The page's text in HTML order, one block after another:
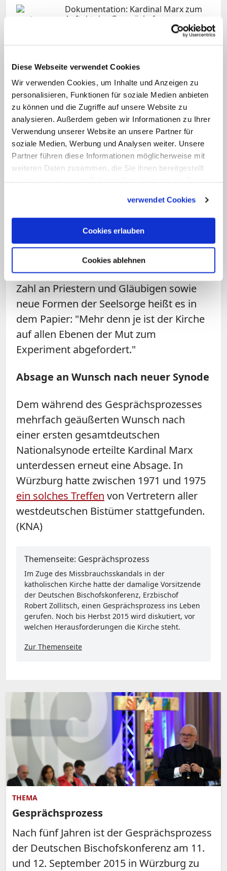
Diese Webseite verwendet Cookies
Wir verwenden Cookies, um Inhalte und Anzeigen zu
personalisieren, Funktionen für soziale Medien anbieten
zu können und die Zugriffe auf unsere Website zu
analysieren. Außerdem geben wir Informationen zu Ihrer
Verwendung unserer Website an unsere Partner für
soziale Medien, Werbung und Analysen weiter. Unsere
Partner führen diese Informationen möglicherweise mit
weiteren Daten zusammen, die Sie ihnen bereitgestellt
verwendet Cookies
Cookies erlauben
Cookies ablehnen
Dokumentation: Kardinal Marx zum
Auftakt des Gesprächsforums
Dokumentation: Kardinal Marx zum
VIDEO ANSEHEN
DasAbschlusspapierwurde mit großer
Mehrheit bei neun Gegenstimmen und
drei Enthaltungen verabschiedet. Darin
aufgerufen, "Einschränkungen zu
hinzuwirken, die eine echte Teilnahme
wiederverheirateter Geschiedener am
Leben der Kirche kaum möglich
machen". Mit Blick auf eine schwindende
Zahl an Priestern und Gläubigen sowie
neue Formen der Seelsorge heißt es in
dem Papier: "Mehr denn je ist der Kirche
auf allen Ebenen der Mut zum
Experiment abgefordert."
Absage an Wunsch nach neuer Synode
Dem während des Gesprächsprozesses
mehrfach geäußerten Wunsch nach
einer ersten gesamtdeutschen
Nationalsynode erteilte Kardinal Marx
unterdessen erneut eine Absage. In
Würzburg hatte zwischen 1971 und 1975
ein solches Treffen von Vertretern aller
westdeutschen Bistümer stattgefunden.
(KNA)
Themenseite: Gesprächsprozess
Im Zuge des Missbrauchsskandals in der
katholischen Kirche hatte der damalige Vorsitzende
der Deutschen Bischofskonferenz, Erzbischof
Robert Zollitsch, einen Gesprächsprozess ins Leben
gerufen. Noch bis Herbst 2015 wird diskutiert, vor
welchen Herausforderungen die Kirche steht.
Zur Themenseite
THEMA
Gesprächsprozess
Nach fünf Jahren ist der Gesprächsprozess
der Deutschen Bischofskonferenz am 11.
und 12. September 2015 in Würzburg zu